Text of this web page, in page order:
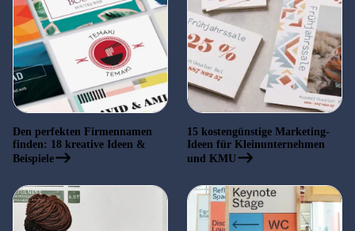
Den perfekten Firmennamen
finden: 18 kreative Ideen &
Beispiele
15 kostengünstige Marketing-
Ideen für Kleinunternehmen
und KMU